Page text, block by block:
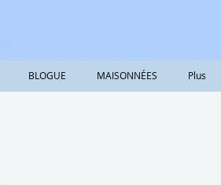
BLOGUE MAISONNÉES Plus